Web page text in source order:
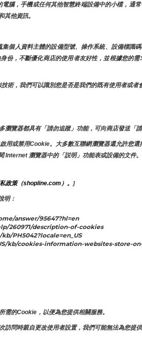
腦，手機或任何其他智慧終端設備中的小檔，通
他資訊。
個人資料主體的設備型號、操作系統、設備標識
份，不斷優化商店的使用者友好性，並根據您的
術，我們可以識別您是否是我們的既有使用者或者
覽器都具有「請勿追蹤」功能，可向商店發送「請
用或禁用Cookie。大多數互聯網瀏覽器還允許您
瀏覽器中的「説明」功能表或設備的文件。
政策（shopline.com）。 ]
明：
answer/95647?hl=en
260971/description-of-cookies
PH5042?locale=en_US
kb/cookies-information-websites-store-
需的Cookie，以便為您提供相關服務。
問時親自更改使用者設置，我們可能無法為您提